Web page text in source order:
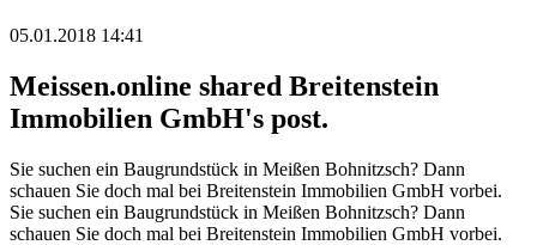
05.01.2018 14:41
Meissen.online shared Breitenstein
Immobilien GmbH's post.
Sie suchen ein Baugrundstück in Meißen Bohnitzsch? Dann
schauen Sie doch mal bei Breitenstein Immobilien GmbH vorbei.
Sie suchen ein Baugrundstück in Meißen Bohnitzsch? Dann
schauen Sie doch mal bei Breitenstein Immobilien GmbH vorbei.